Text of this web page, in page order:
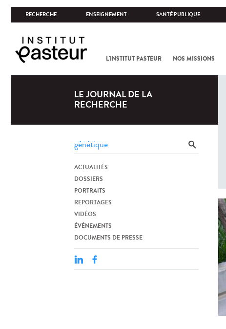
RECHERCHE ENSEIGNEMENT SANTÉ PUBLIQUE
L'INSTITUT PASTEUR NOS MISSIONS
LE JOURNAL DE LA
RECHERCHE
ACTUALITÉS
DOSSIERS
PORTRAITS
REPORTAGES
VIDÉOS
ÉVÉNEMENTS
DOCUMENTS DE PRESSE